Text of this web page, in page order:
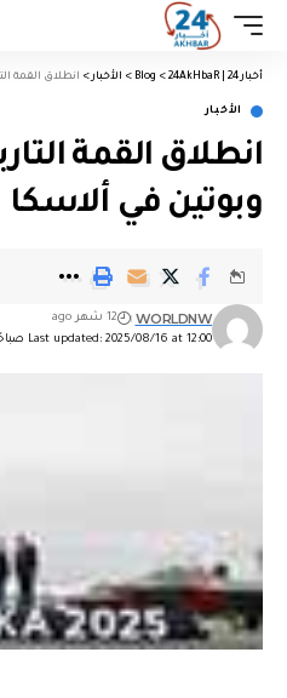
أخبار 24 | 24AkHbaR >
Blog
> الأخبار > انطلاق القمة
الأخبار
انطلاق القمة
وبوتين في ألاسكا
Last updated: 2025/08/16 at 12:00 صباحًا
WORLDNW 12 شهر ago